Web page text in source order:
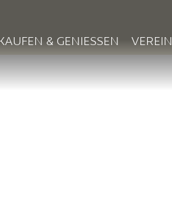
& GENIESSEN VEREIN